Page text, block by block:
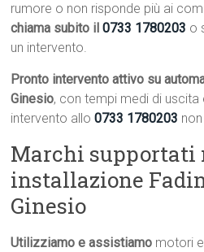
rumore o non risponde più ai
chiama subito il0733 1780203 o
un intervento.
Pronto intervento attivo su
Ginesio, con tempi medi di
intervento allo0733 1780203
Marchi supportati
installazione
Ginesio
Utilizziamo e assistiamo motori